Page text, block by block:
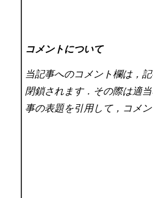
コメントについて
当記事へのコメント欄は，
閉鎖されます．その際は適
事の表題を引用して，コメ